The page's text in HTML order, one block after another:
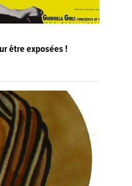
être exposées !